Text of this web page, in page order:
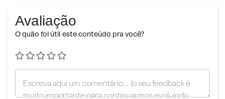
Avaliação
O quão foi útil este conteúdo pra você?